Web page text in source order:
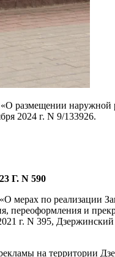
размещении
2024 г. N 9/133926.
N 590
мерах по реализации
переоформления и
г. N 395,
на территории